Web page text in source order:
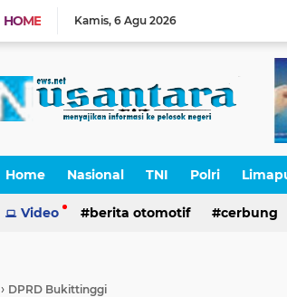
HOME Kamis 6 Agu 2026
Home Nasional TNI Polri
Cerpen
Video berita otomotif cerbung
› DPRD Bukittinggi